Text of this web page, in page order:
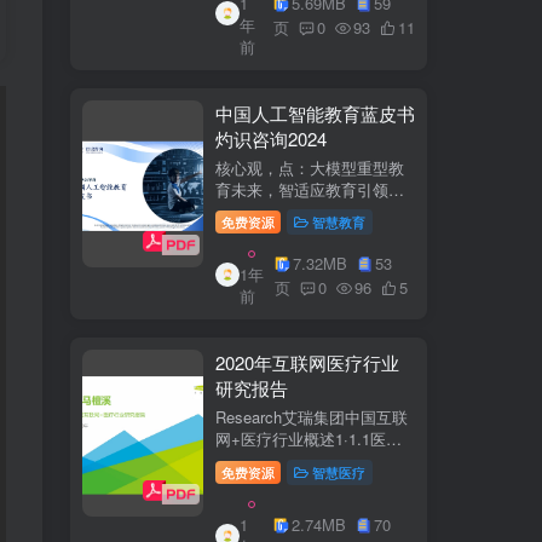
参编綦兵、谷金辉、温庆
福、王丹、岳...
年
前
页
0 93 11
中国人工智能教育蓝皮书
灼识咨询2024
核心观，点：大模型重型教
育未来，智适应教育引领
A+教有新纪元灼识咨询
China inshts Consultancy帆
观：深剂：洞来：失减：全
球故有革新浪湘2学习机妆占
硬件查头智道，应学习机市
免费资源 智慧教育
1年
前
7.32MB
53
页
0 96 5
2020年互联网医疗行业
研究报告
Research艾瑞集团中国互联
网+医疗行业概述1·1.1医疗
行业困境中国互联网+医疗行
业现状2中国互联网+医疗用
户行为洞察3中国互联网+医
疗热门赛道分析4中国互联网
免费资源 智慧医疗
1
2.74MB
70